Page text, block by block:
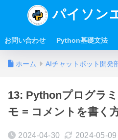
パイソン
お問い合わせ Python基礎文法
ホーム AIチャットボット開発
13: Pythonプログラ
モ = コメントを書く
2024-04-30 2024-05-09